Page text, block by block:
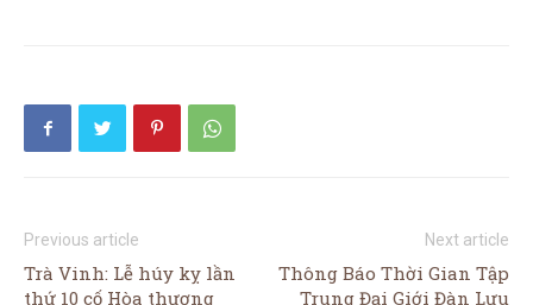
Previous article
Trà Vinh: Lễ húy kỵ lần
thứ 10 cố Hòa thượng
Next article
Thông Báo Thời Gian Tập
Trung Đại Giới Đàn Lưu